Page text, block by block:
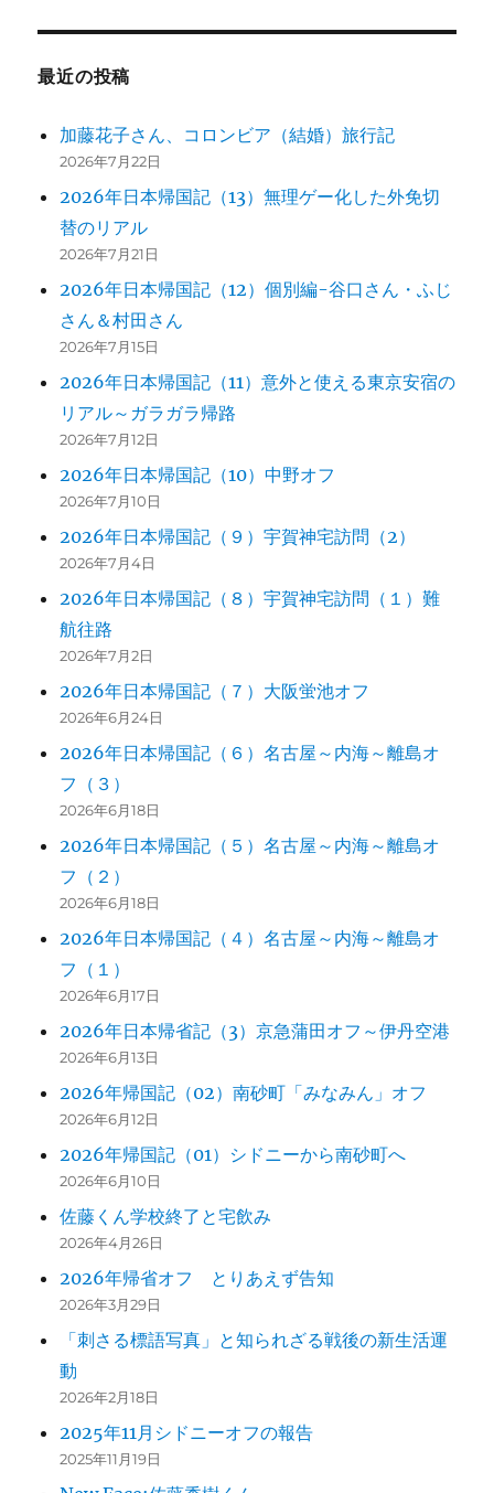
最近の投稿
加藤花子さん、コロンビア（結婚）旅行記
2026年7月22日
2026年日本帰国記（13）無理ゲー化した外免切
替のリアル
2026年7月21日
2026年日本帰国記（12）個別編-谷口さん・ふじ
さん＆村田さん
2026年7月15日
2026年日本帰国記（11）意外と使える東京安宿の
リアル～ガラガラ帰路
2026年7月12日
2026年日本帰国記（10）中野オフ
2026年7月10日
2026年日本帰国記（９）宇賀神宅訪問（2）
2026年7月4日
2026年日本帰国記（８）宇賀神宅訪問（１）難
航往路
2026年7月2日
2026年日本帰国記（７）大阪蛍池オフ
2026年6月24日
2026年日本帰国記（６）名古屋～内海～離島オ
フ（３）
2026年6月18日
2026年日本帰国記（５）名古屋～内海～離島オ
フ（２）
2026年6月18日
2026年日本帰国記（４）名古屋～内海～離島オ
フ（１）
2026年6月17日
2026年日本帰省記（3）京急蒲田オフ～伊丹空港
2026年6月13日
2026年帰国記（02）南砂町「みなみん」オフ
2026年6月12日
2026年帰国記（01）シドニーから南砂町へ
2026年6月10日
佐藤くん学校終了と宅飲み
2026年4月26日
2026年帰省オフ とりあえず告知
2026年3月29日
「刺さる標語写真」と知られざる戦後の新生活運
動
2026年2月18日
2025年11月シドニーオフの報告
2025年11月19日